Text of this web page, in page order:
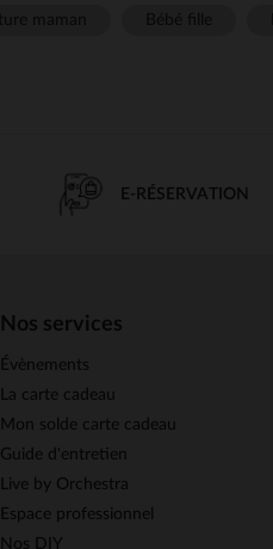
E-RÉSERVATION
Nos services
Évènements
La carte cadeau
Mon solde carte cadeau
Guide d'entretien
Live by Orchestra
Espace professionnel
Nos DIY